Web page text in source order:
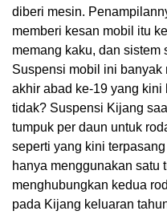
diberi mesin.
memberi kesan mobil itu
memang kaku, dan sistem
Suspensi mobil ini
akhir abad ke-19 yang
tidak? Suspensi Kijang
tumpuk per daun untuk
seperti yang kini
hanya menggunakan satu
menghubungkan kedua
pada Kijang keluaran